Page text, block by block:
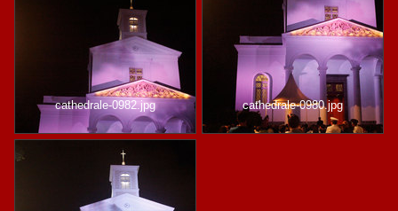
cathedrale-0982.jpg cathedrale-0980.jpg